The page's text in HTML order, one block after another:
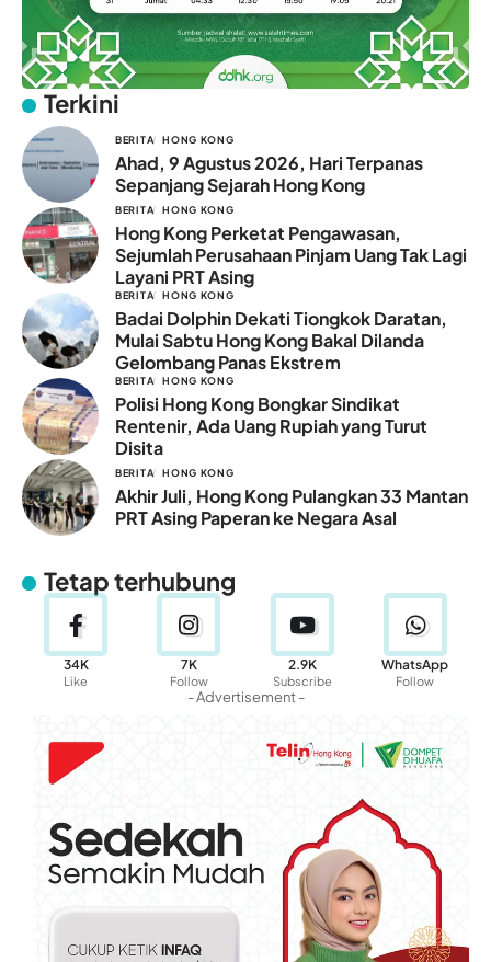
Terkini
BERITA HONG KONG
Ahad, 9 Agustus 2026, Hari Terpanas
Sepanjang Sejarah Hong Kong
BERITA HONG KONG
Hong Kong Perketat Pengawasan,
Sejumlah Perusahaan Pinjam Uang Tak Lagi
Layani PRT Asing
BERITA HONG KONG
Badai Dolphin Dekati Tiongkok Daratan,
Mulai Sabtu Hong Kong Bakal Dilanda
Gelombang Panas Ekstrem
BERITA HONG KONG
Polisi Hong Kong Bongkar Sindikat
Rentenir, Ada Uang Rupiah yang Turut
Disita
BERITA HONG KONG
Akhir Juli, Hong Kong Pulangkan 33 Mantan
PRT Asing Paperan ke Negara Asal
Tetap terhubung
34K
Like
7K
Follow
2.9K
Subscribe
WhatsApp
Follow
- Advertisement -